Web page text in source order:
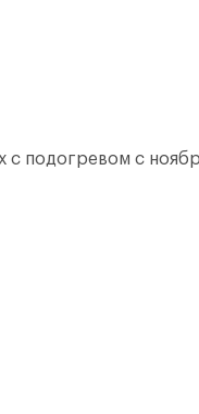
с подогревом с